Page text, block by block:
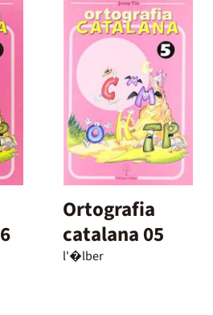
Ortografia
catalana 05
l'�lber